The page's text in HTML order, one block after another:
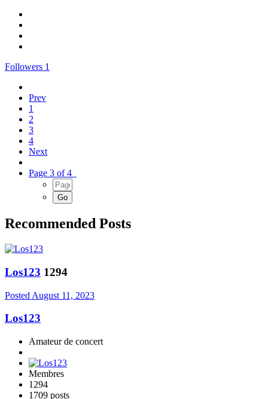
Followers 1
Prev
1
2
3
4
Next
Page 3 of 4
Recommended Posts
Los123 1294
Posted August 11, 2023
Los123
Amateur de concert
Membres
1294
1709 posts